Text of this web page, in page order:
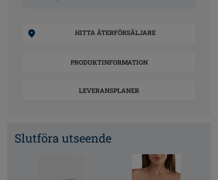
HITTA ÅTERFÖRSÄLJARE
PRODUKTINFORMATION
LEVERANSPLANER
Slutföra utseende